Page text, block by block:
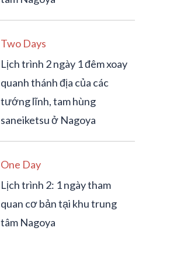
Two Days
Lịch trình 2 ngày 1 đêm xoay
quanh thánh địa của các
tướng lĩnh, tam hùng
saneiketsu ở Nagoya
One Day
Lịch trình 2: 1 ngày tham
quan cơ bản tại khu trung
tâm Nagoya